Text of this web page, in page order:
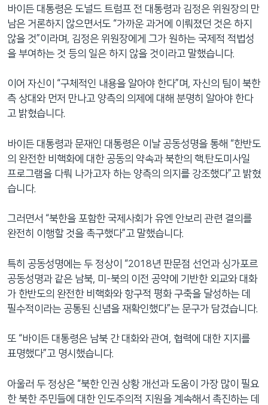
바이든 대통령은 도널드 트럼프 전 대통령과 김정은 위원장의 만
남은 거론하지 않으면서도 “가까운 과거에 이뤄졌던 것은 하지
않을 것”이라며, 김정은 위원장에게 그가 원하는 국제적 적법성
을 부여하는 것 등의 일은 하지 않을 것이라고 말했습니다.
이어 자신이 “구체적인 내용을 알아야 한다”며, 자신의 팀이 북한
측 상대와 먼저 만나고 양측의 의제에 대해 분명히 알아야 한다
고 밝혔습니다.
바이든 대통령과 문재인 대통령은 이날 공동성명을 통해 “한반도
의 완전한 비핵화에 대한 공동의 약속과 북한의 핵.탄도미사일
프로그램을 다뤄 나가고자 하는 양측의 의지를 강조했다”고 밝혔
습니다.
그러면서 “북한을 포함한 국제사회가 유엔 안보리 관련 결의를
완전히 이행할 것을 촉구했다”고 말했습니다.
특히 공동성명에는 두 정상이 “2018년 판문점 선언과 싱가포르
공동성명과 같은 남북, 미-북의 이전 공약에 기반한 외교와 대화
가 한반도의 완전한 비핵화와 항구적 평화 구축을 달성하는 데
필수적이라는 공통된 신념을 재확인했다”는 문구가 담겼습니다.
또 “바이든 대통령은 남북 간 대화와 관여, 협력에 대한 지지를
표명했다”고 명시했습니다.
아울러 두 정상은 “북한 인권 상황 개선과 도움이 가장 많이 필요
한 북한 주민들에 대한 인도주의적 지원을 계속해서 촉진하는 데